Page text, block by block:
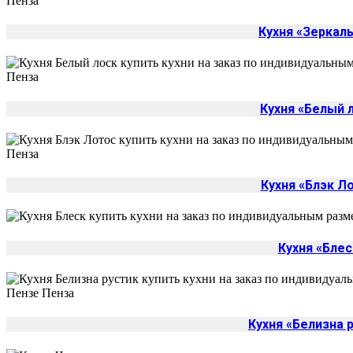
Кухня
Кухня «Белый
Кухня «Блэк
Кухня
Кухня «Белизна